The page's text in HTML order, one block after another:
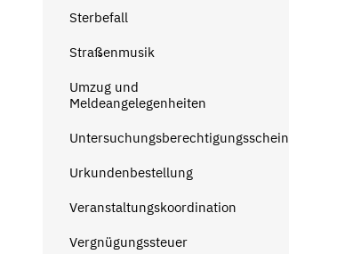
Sterbefall
Straßenmusik
Umzug und
Meldeangelegenheiten
Untersuchungsberechtigungsschein
Urkundenbestellung
Veranstaltungskoordination
Vergnügungssteuer